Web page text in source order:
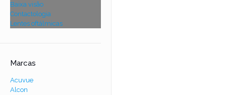
Baixa visão
Contactologia
Lentes oftálmicas
Marcas
Acuvue
Alcon